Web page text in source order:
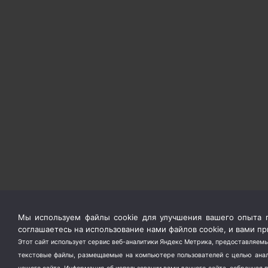
Мы используем файлы cookie для улучшения вашего опыта
соглашаетесь на использование нами файлов cookie, и вами
Этот сайт использует сервис веб-аналитики Яндекс Метрика,
текстовые файлы, размещаемые на компьютере пользователей с целью